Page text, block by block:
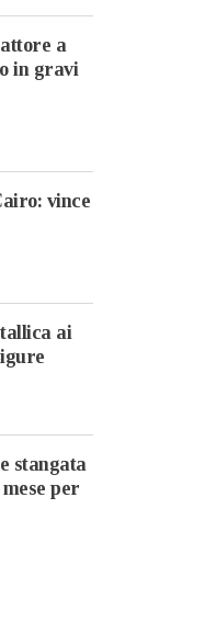
a
in gravi
vince
ai
stangata
per